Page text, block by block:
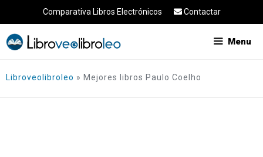
al
contenido
Comparativa Libros Electrónicos Contactar
Menu
Libroveolibroleo » Mejores libros Paulo Coelho